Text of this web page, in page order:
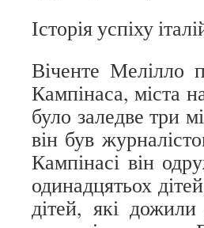
Історія успіху
Віченте Мелілло
Кампінаса, міста
було заледве три
він був
Кампінасі він
одинадцятьох
дітей, які